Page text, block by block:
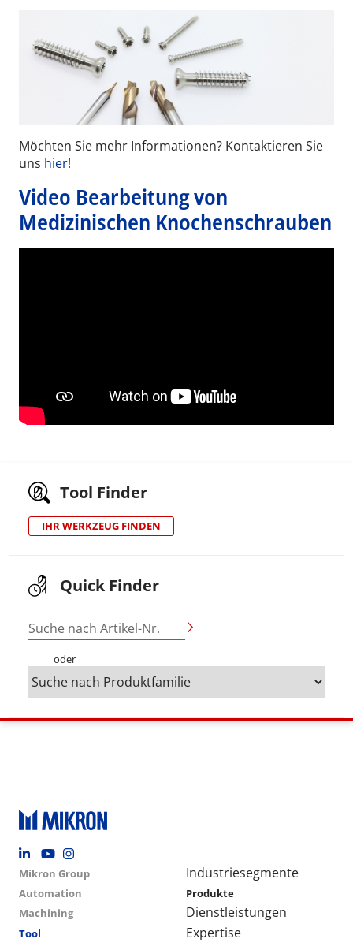
Möchten Sie mehr Informationen? Kontaktieren Sie
uns hier!
Video Bearbeitung von
Medizinischen Knochenschrauben
Tool Finder
IHR WERKZEUG FINDEN
Quick Finder
Suche nach Artikel-Nr.
oder
Footer social
Group menu
Mikron Group
Automation
Machining
Tool
Main navigation
Industriesegmente
Produkte
Dienstleistungen
Expertise